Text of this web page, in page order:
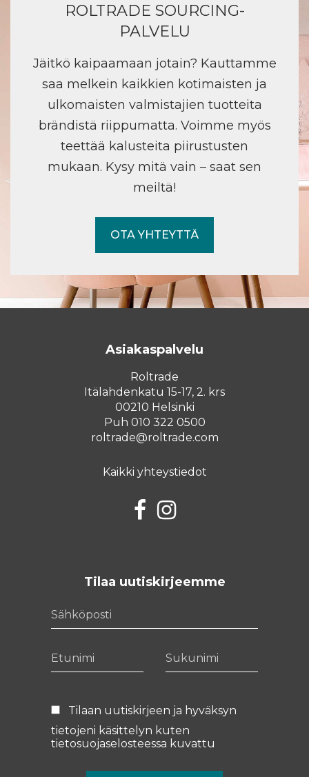
ROLTRADE SOURCING-
PALVELU
Jäitkö kaipaamaan jotain? Kauttamme
saa melkein kaikkien kotimaisten ja
ulkomaisten valmistajien tuotteita
brändistä riippumatta. Voimme myös
teettää kalusteita piirustusten
mukaan. Kysy mitä vain – saat sen
meiltä!
OTA YHTEYTTÄ
Asiakaspalvelu
Roltrade
Itälahdenkatu 15-17, 2. krs
00210 Helsinki
Puh 010 322 0500
roltrade@roltrade.com
Kaikki yhteystiedot
FacebookInstagram
Tilaa uutiskirjeemme
Tilaan uutiskirjeen ja hyväksyn
tietojeni käsittelyn kuten
tietosuojaselosteessa kuvattu